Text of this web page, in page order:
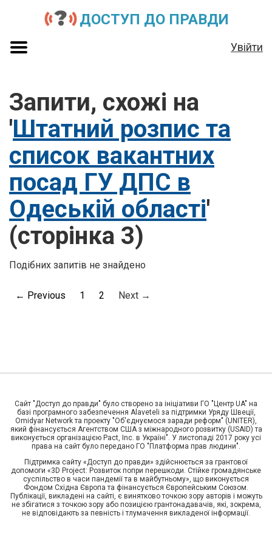
ДОСТУП ДО ПРАВДИ
Увійти
Запити, схожі на
'Штатний розпис та
список вакантних
посад ГУ ДПС в
Одеській області'
(сторінка 3)
Подібних запитів не знайдено
← Previous 1 2 Next →
Сайт "Доступ до правди" було створено за ініціативи ГО "Центр UA" на
базі програмного забезпечення Alaveteli за підтримки Уряду Швеції,
Omidyar Network та проекту "Об'єднуємося заради реформ" (UNITER),
який фінансується Агентством США з міжнародного розвитку (USAID) та
виконується організацією Pact, Inc. в Україні". У листопаді 2017 року усі
права на сайт було передано ГО "Платформа прав людини".
Підтримка сайту «Доступ до правди» здійснюється за грантової
допомоги «3D Project: Розвиток попри перешкоди. Стійке громадянське
суспільство в часи пандемії та в майбутньому», що виконується
Фондом Східна Європа та фінансується Європейським Союзом.
Публікації, викладені на сайті, є винятково точкою зору авторів і можуть
не збігатися з точкою зору або позицією грантонадавачів, які, зокрема,
не відповідають за певність і тлумачення викладеної інформації.